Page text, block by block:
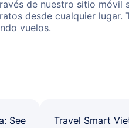
de nuestro sitio
desde cualquier
vuelos.
See
Travel Smart